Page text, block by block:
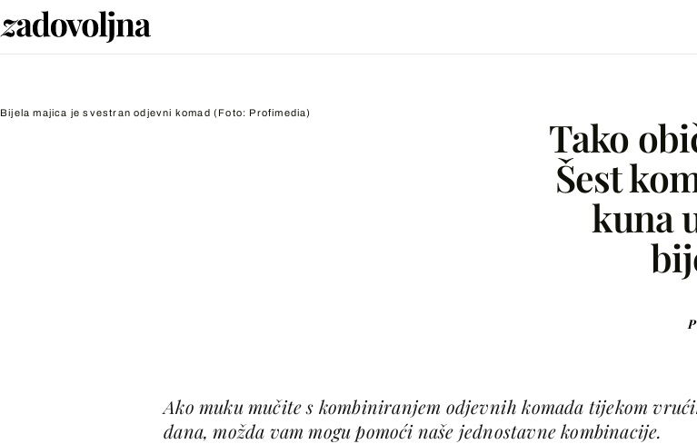
Bijela majica je svestran odjevni komad (Foto: Profimedia)
Tako
Šest
kuna
Ako muku mučite s kombiniranjem odjevnih komada tijekom
dana, možda vam mogu pomoći naše jednostavne kombinacije.